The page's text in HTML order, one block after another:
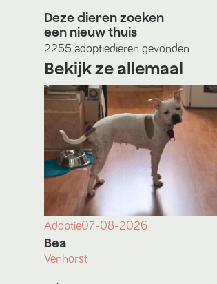
Deze dieren zoeken
een nieuw thuis
2255 adoptiedieren gevonden
Bekijk ze allemaal
Adoptie07-08-2026
Bea
Venhorst